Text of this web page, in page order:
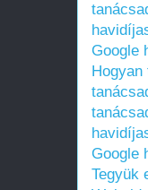
Google
Google
Tegyük